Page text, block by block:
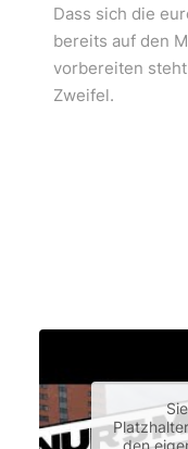
Dass sich die
bereits auf den
vorbereiten
Zweifel.
den